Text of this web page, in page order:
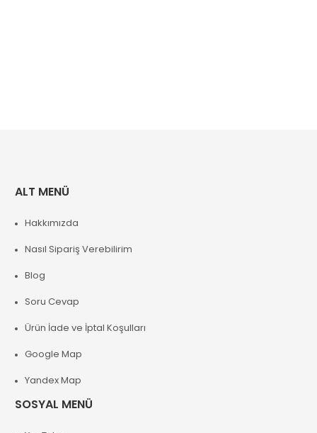
ALT MENÜ
Hakkımızda
Nasıl Sipariş Verebilirim
Blog
Soru Cevap
Ürün İade ve İptal Koşulları
Google Map
Yandex Map
SOSYAL MENÜ